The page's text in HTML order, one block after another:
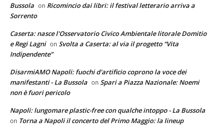
Bussola on Ricomincio dai libri: il festival letterario arriva a
Sorrento
Caserta: nasce l'Osservatorio Civico Ambientale litorale Domitio
e Regi Lagni on Svolta a Caserta: al via il progetto “Vita
Indipendente”
DisarmiAMO Napoli: fuochi d'artificio coprono la voce dei
manifestanti - La Bussola on Spari a Piazza Nazionale: Noemi
non è fuori pericolo
Napoli: lungomare plastic-free con qualche intoppo - La Bussola
on Torna a Napoli il concerto del Primo Maggio: la lineup